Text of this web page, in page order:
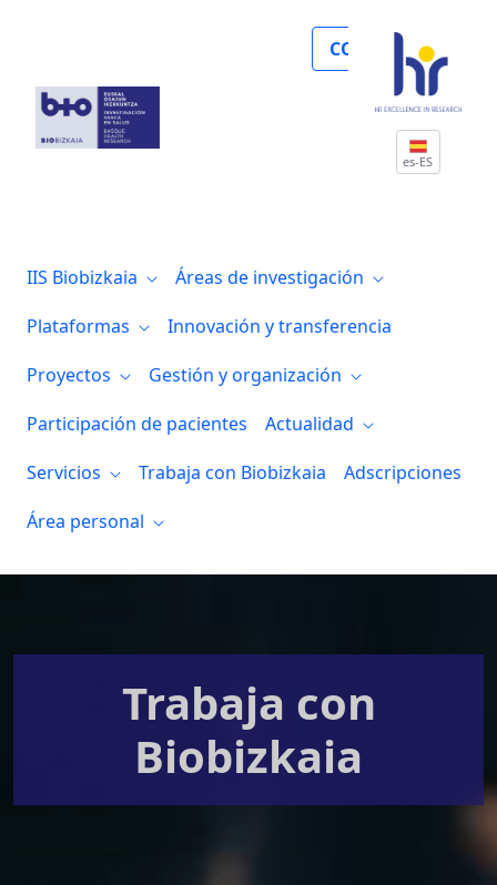
COLABORA
es-ES
IIS Biobizkaia
Áreas de investigación
Plataformas
Innovación y transferencia
Proyectos
Gestión y organización
Participación de pacientes
Actualidad
Servicios
Trabaja con Biobizkaia
Adscripciones
Área personal
Trabaja con
Biobizkaia